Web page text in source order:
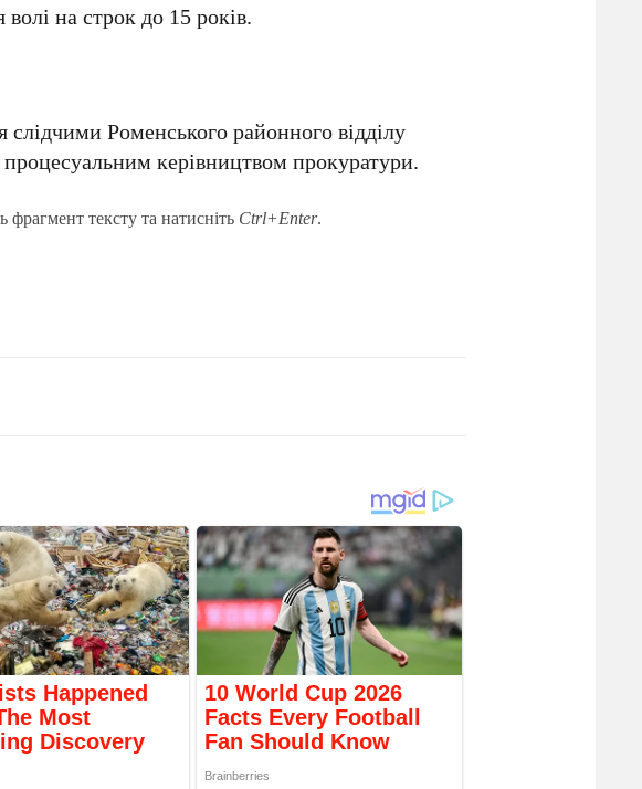
на строк до 15 років.
слідчими Роменського районного відділу
керівництвом прокуратури.
тексту та натисніть Ctrl+Enter.